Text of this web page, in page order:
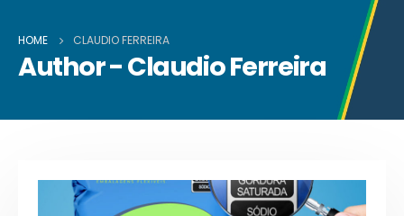
HOME CLAUDIO FERREIRA
Author - Claudio Ferreira